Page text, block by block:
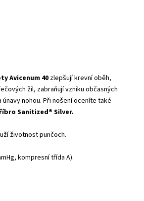
Avicenum 40zlepšují krevní oběh,
žil, zabraňují vzniku občasných
nohou. Při nošení oceníte také
Sanitized® Silver.
životnost punčoch.
kompresní třída A).